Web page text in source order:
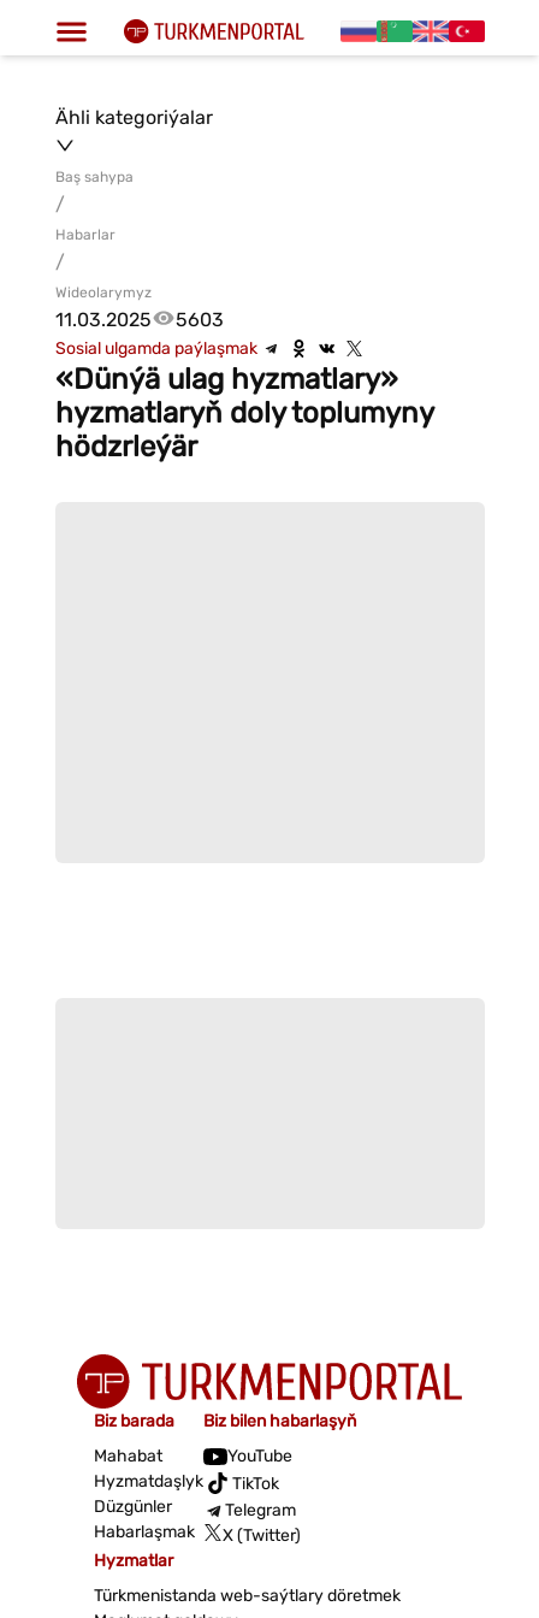
Ähli kategoriýalar
Baş sahypa
/
Habarlar
/
Wideolarymyz
11.03.2025 5603
Sosial ulgamda paýlaşmak
«Dünýä ulag hyzmatlary»
hyzmatlaryň doly toplumyny
hödzrleýär
Biz barada
Mahabat
Hyzmatdaşlyk
Düzgünler
Habarlaşmak
Biz bilen habarlaşyň
YouTube
TikTok
Telegram
X (Twitter)
Hyzmatlar
Türkmenistanda web-saýtlary döretmek